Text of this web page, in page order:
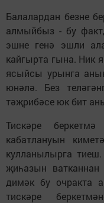
Балалардан безне
алмыйбыз - бу
эшне генә эшли
кайгырта гына. Ник
ясыйсы урынга
юнәлә. Без
тәҗрибәсе юк бит
Тискәре
кабатлануын
кулланылырга
җиһазын
димәк бу очракта
тискәре